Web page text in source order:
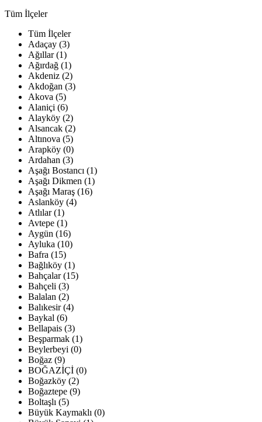
Tüm İlçeler
Tüm İlçeler
Adaçay (3)
Ağıllar (1)
Ağırdağ (1)
Akdeniz (2)
Akdoğan (3)
Akova (5)
Alaniçi (6)
Alayköy (2)
Alsancak (2)
Altınova (5)
Arapköy (0)
Ardahan (3)
Aşağı Bostancı (1)
Aşağı Dikmen (1)
Aşağı Maraş (16)
Aslanköy (4)
Atlılar (1)
Avtepe (1)
Aygün (16)
Ayluka (10)
Bafra (15)
Bağlıköy (1)
Bahçalar (15)
Bahçeli (3)
Balalan (2)
Balıkesir (4)
Baykal (6)
Bellapais (3)
Beşparmak (1)
Beylerbeyi (0)
Boğaz (9)
BOĞAZİÇİ (0)
Boğazköy (2)
Boğaztepe (9)
Boltaşlı (5)
Büyük Kaymaklı (0)